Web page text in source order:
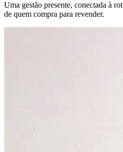
Uma gestão presente, conectada à
de quem compra para revender.